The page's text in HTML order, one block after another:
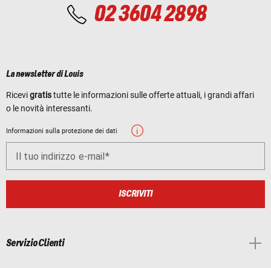
02 3604 2898
La newsletter di Louis
Ricevigratistutte le informazioni sulle offerte attuali, i grandi affari
o le novità interessanti.
Informazioni sulla protezione dei dati
Il tuo indirizzo e-mail
ISCRIVITI
Servizio Clienti